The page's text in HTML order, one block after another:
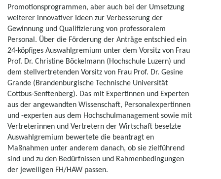
Promotionsprogrammen, aber auch bei der Umsetzung
weiterer innovativer Ideen zur Verbesserung der
Gewinnung und Qualifizierung von professoralem
Personal. Über die Förderung der Anträge entschied ein
24-köpfiges Auswahlgremium unter dem Vorsitz von Frau
Prof. Dr. Christine Böckelmann (Hochschule Luzern) und
dem stellvertretenden Vorsitz von Frau Prof. Dr. Gesine
Grande (Brandenburgische Technische Universität
Cottbus-Senftenberg). Das mit Expertinnen und Experten
aus der angewandten Wissenschaft, Personalexpertinnen
und -experten aus dem Hochschulmanagement sowie mit
Vertreterinnen und Vertretern der Wirtschaft besetzte
Auswahlgremium bewertete die beantragt en
Maßnahmen unter anderem danach, ob sie zielführend
sind und zu den Bedürfnissen und Rahmenbedingungen
der jeweiligen FH/HAW passen.